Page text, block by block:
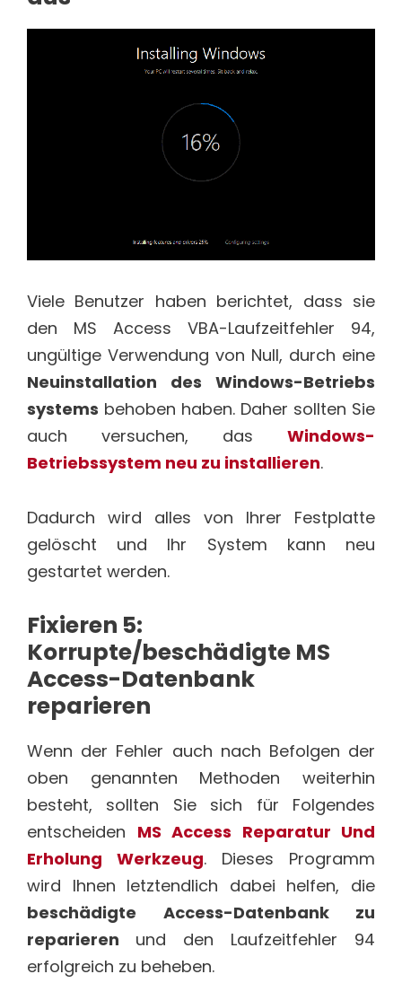
Viele Benutzer haben berichtet, dass sie
den MS Access VBA-Laufzeitfehler 94,
ungültige Verwendung von Null, durch eine
Neuinstallation des Windows-Betriebs
systems behoben haben. Daher sollten Sie
auch versuchen, das Windows-
Betriebssystem neu zu installieren.
Dadurch wird alles von Ihrer Festplatte
gelöscht und Ihr System kann neu
gestartet werden.
Fixieren 5:
Korrupte/beschädigte MS
Access-Datenbank
reparieren
Wenn der Fehler auch nach Befolgen der
oben genannten Methoden weiterhin
besteht, sollten Sie sich für Folgendes
entscheiden MS Access Reparatur Und
Erholung Werkzeug. Dieses Programm
wird Ihnen letztendlich dabei helfen, die
beschädigte Access-Datenbank zu
reparieren und den Laufzeitfehler 94
erfolgreich zu beheben.